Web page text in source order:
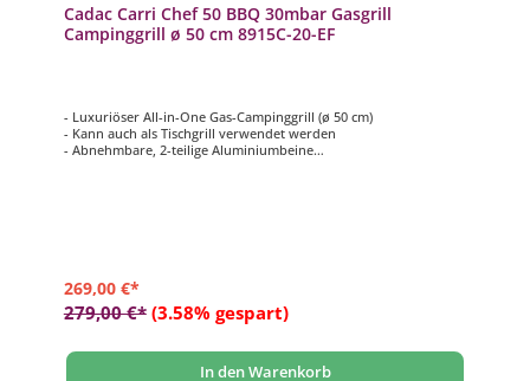
Cadac Carri Chef 50 BBQ 30mbar Gasgrill
Campinggrill ø 50 cm 8915C-20-EF
- Luxuriöser All-in-One Gas-Campinggrill (ø 50 cm)
- Kann auch als Tischgrill verwendet werden
- Abnehmbare, 2-teilige Aluminiumbeine
269,00 €*
279,00 €* (3.58% gespart)
In den Warenkorb